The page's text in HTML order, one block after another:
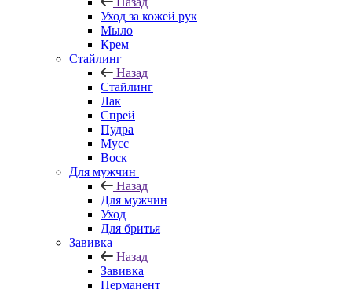
Уход за кожей рук
Мыло
Крем
Стайлинг
Назад
Стайлинг
Лак
Спрей
Пудра
Мусс
Воск
Для мужчин
Назад
Для мужчин
Уход
Для бритья
Завивка
Назад
Завивка
Перманент